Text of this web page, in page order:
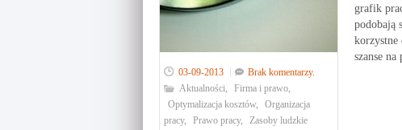
03-09-2013
Brak komentarzy.
Aktualności, Firma i prawo,
Optymalizacja kosztów,
Organizacja
pracy, Prawo pracy, Zasoby ludzkie
grafik
podobają
korzystne
szanse